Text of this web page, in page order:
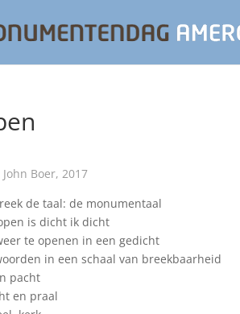
John Boer, 2017
de taal: de monumentaal
is dicht ik dicht
te openen in een gedicht
in een schaal van breekbaarheid
pacht
en praal